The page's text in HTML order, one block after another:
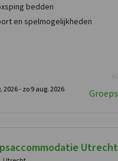
bedden
en spelmogelijkheden
2026 -zo 9 aug. 2026
Utrecht